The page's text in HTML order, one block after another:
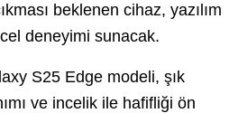
beklenen cihaz, yazılım
deneyimi sunacak.
S25 Edge modeli, şık
ve incelik ile hafifliği ön